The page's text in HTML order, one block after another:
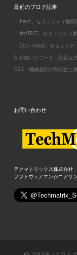
最近のブログ記事
「Jtest」セキュリティ脆
「dotTEST」セキュリテ
「C/C++test」セキュリテ
AIが書いたコード、品質は
CRA・機械規則の関係性と
お問い合わせ
テクマトリックス株式会社
ソフトウェアエンジニアリ